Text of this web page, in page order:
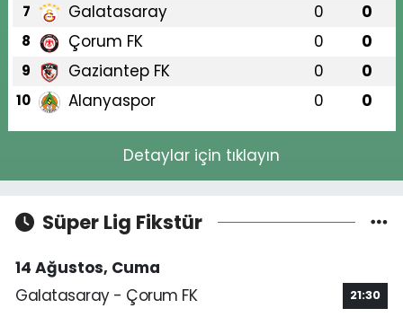
7 Galatasaray 0 0
8 Çorum FK 0 0
9 Gaziantep FK 0 0
10 Alanyaspor 0 0
Detaylar için tıklayın
Süper Lig Fikstür
14 Ağustos, Cuma
Galatasaray - Çorum FK
21:30